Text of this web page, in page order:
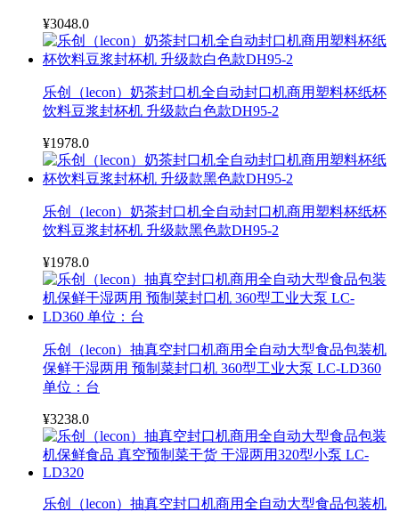
¥3048.0
乐创（lecon）奶茶封口机全自动封口机商用塑料杯纸杯
饮料豆浆封杯机 升级款白色款DH95-2
¥1978.0
乐创（lecon）奶茶封口机全自动封口机商用塑料杯纸杯
饮料豆浆封杯机 升级款黑色款DH95-2
¥1978.0
乐创（lecon）抽真空封口机商用全自动大型食品包装机
保鲜干湿两用 预制菜封口机 360型工业大泵 LC-LD360
单位：台
¥3238.0
乐创（lecon）抽真空封口机商用全自动大型食品包装机